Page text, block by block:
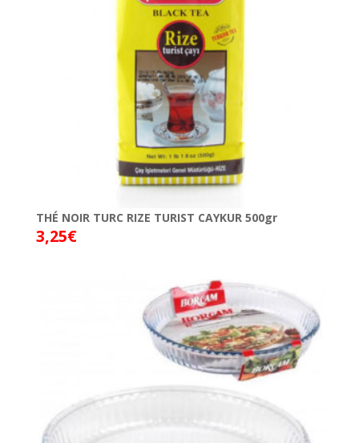
THÉ NOIR TURC RIZE TURIST CAYKUR 500gr
3,25€